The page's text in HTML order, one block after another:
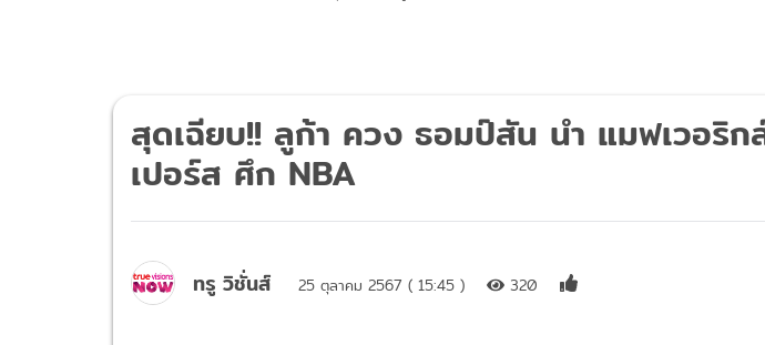
สุดเฉียบ!! ลูก้า ควง ธอมป์สัน นำ แมฟเวอริ
เปอร์ส ศึก NBA
ทรู วิชั่นส์ 25 ตุลาคม 2567 ( 15:45 ) 320